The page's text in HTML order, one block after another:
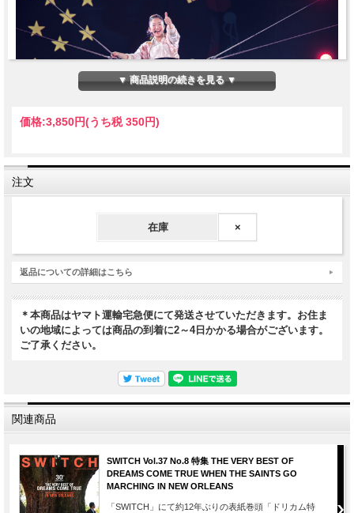
DREAMS COME TRUEデビュー30周年イヤーの 感動と興奮が1冊の
写真集に!!
貴重な衣装カットやリハーサルなど、舞台裏にまで密着した176ペー
ジ!!
雑誌「SWITCH」は今年DREAMS COME TRUEの2人とともにアメリ
カ・ニューオリンズを旅した。ジャズ発祥の地で中村正人と吉田美和
が見た景色を写真家・蓮井幹生が捉え、2人が語った過去・現在・未
来を記録したかけがえのない旅を「DREAMS COME TRUE 30周年記
念特集」として刊行した。「SWITCH」がDREAMS COME TRUEを
そして2019年7月「さいたまスーパーアリーナ」を封切りに、4年に一
度のDREAMS COME TRUEによるグレイテストヒッツライヴ「史上
最強の移動遊園地 DREAMS COME TRUE WONDERLAND 2019」が
▼ 商品説明の続きを見る ▼
価格:3,850円(うち税 350円)
注文
在庫 ×
返品についての詳細はこちら
＊本商品はヤマト運輸宅急便にて発送させていただきます。お住ま
いの地域によっては商品の到着に2～4日かかる場合がございます。
ご了承ください。
関連商品
SWITCH Vol.37 No.8 特集 THE VERY BEST OF
DREAMS COME TRUE WHEN THE SAINTS GO
MARCHING IN NEW ORLEANS
「SWITCH」にて約12年ぶりの表紙巻頭「ドリカム特